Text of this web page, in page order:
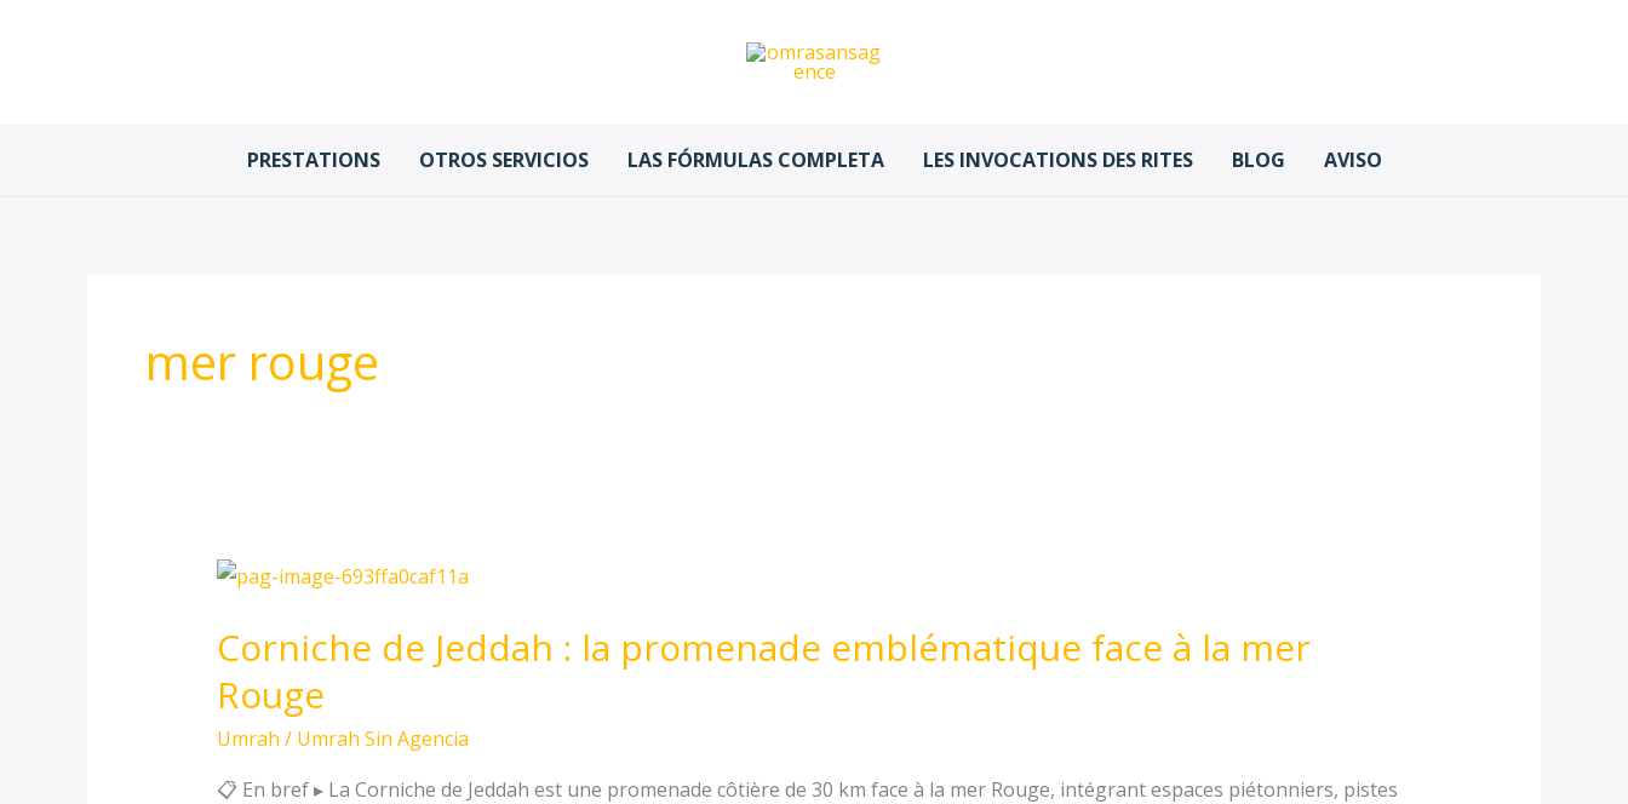
PRESTATIONS OTROS SERVICIOS LAS FÓRMULAS COMPLETA LES INVOCATIONS DES RITES BLOG AVISO
mer rouge
Corniche de Jeddah : la promenade emblématique face à la mer
Rouge
Umrah / Umrah Sin Agencia
📋 En bref ▸ La Corniche de Jeddah est une promenade côtière de 30 km face à la mer Rouge, intégrant espaces piétonniers, pistes
Corniche
Jeddah
la
promenade
emblématique